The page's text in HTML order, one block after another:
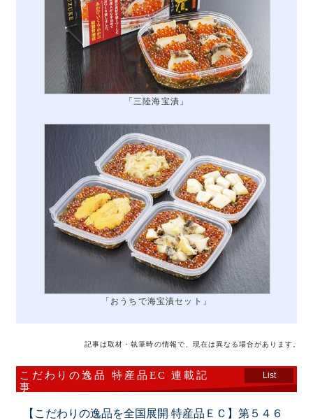
「三陸海宝漬」
「おうちで海宝漬セット」
記事は取材・執筆時の情報で、現在は異なる場合があります。
こだわりの逸品 特産品EC 連載記
事
List
【こだわりの逸品を全国展開 特産品ＥＣ】第５４６